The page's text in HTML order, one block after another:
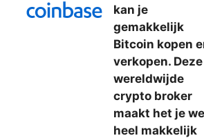
kan je
gemakkelijk
Bitcoin kopen
verkopen. Deze
wereldwijde
crypto broker
maakt het je
heel makkelijk